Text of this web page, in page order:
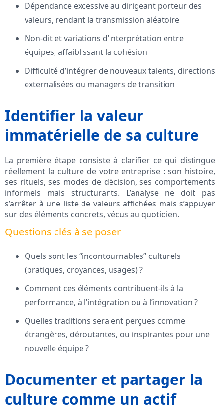
Dépendance excessive au dirigeant porteur des
valeurs, rendant la transmission aléatoire
Non-dit et variations d’interprétation entre
équipes, affaiblissant la cohésion
Difficulté d’intégrer de nouveaux talents, directions
externalisées ou managers de transition
Identifier la valeur
immatérielle de sa culture
La première étape consiste à clarifier ce qui distingue
réellement la culture de votre entreprise : son histoire,
ses rituels, ses modes de décision, ses comportements
informels mais structurants. L’analyse ne doit pas
s’arrêter à une liste de valeurs affichées mais s’appuyer
sur des éléments concrets, vécus au quotidien.
Questions clés à se poser
Quels sont les “incontournables” culturels
(pratiques, croyances, usages) ?
Comment ces éléments contribuent-ils à la
performance, à l’intégration ou à l’innovation ?
Quelles traditions seraient perçues comme
étrangères, déroutantes, ou inspirantes pour une
nouvelle équipe ?
Documenter et partager la
culture comme un actif